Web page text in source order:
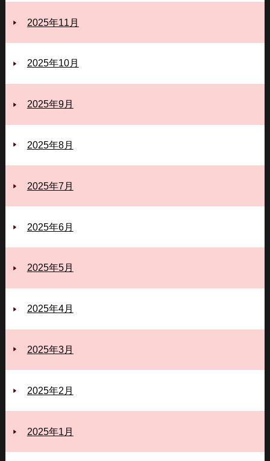
2025年11月
2025年10月
2025年9月
2025年8月
2025年7月
2025年6月
2025年5月
2025年4月
2025年3月
2025年2月
2025年1月